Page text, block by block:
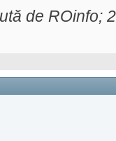
de ROinfo;